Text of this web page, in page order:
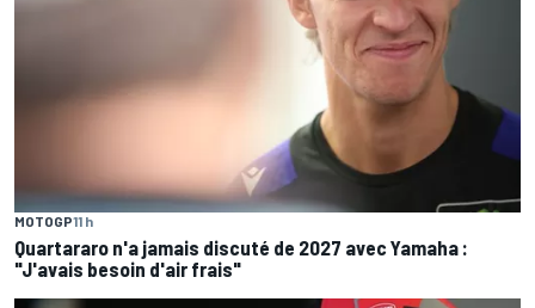
MOTOGP11 h
Quartararo n'a jamais discuté de 2027 avec Yamaha :
"J'avais besoin d'air frais"